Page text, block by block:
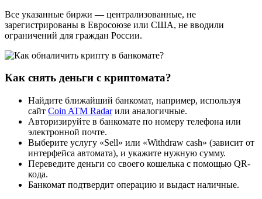
Все указанные биржи — централизованные, не
зарегистрированы в Евросоюзе или США, не вводили
ограничений для граждан России.
Как снять деньги с криптомата?
Найдите ближайший банкомат, например, используя
сайт Coin ATM Radarили аналогичные.
Авторизируйте в банкомате по номеру телефона или
электронной почте.
Выберите услугу «Sell» или «Withdraw cash» (зависит от
интерфейса автомата), и укажите нужную сумму.
Переведите деньги со своего кошелька с помощью QR-
кода.
Банкомат подтвердит операцию и выдаст наличные.